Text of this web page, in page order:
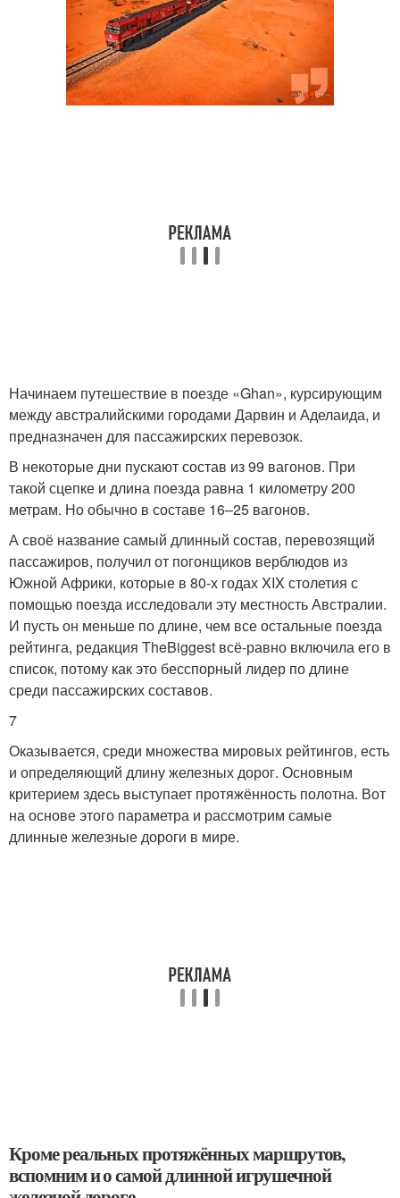
Начинаем путешествие в поезде «Ghan», курсирующим
между австралийскими городами Дарвин и Аделаида, и
предназначен для пассажирских перевозок.
В некоторые дни пускают состав из 99 вагонов. При
такой сцепке и длина поезда равна 1 километру 200
метрам. Но обычно в составе 16–25 вагонов.
А своё название самый длинный состав, перевозящий
пассажиров, получил от погонщиков верблюдов из
Южной Африки, которые в 80-х годах XIX столетия с
помощью поезда исследовали эту местность Австралии.
И пусть он меньше по длине, чем все остальные поезда
рейтинга, редакция TheBiggest всё-равно включила его в
список, потому как это бесспорный лидер по длине
среди пассажирских составов.
7
Оказывается, среди множества мировых рейтингов, есть
и определяющий длину железных дорог. Основным
критерием здесь выступает протяжённость полотна. Вот
на основе этого параметра и рассмотрим самые
длинные железные дороги в мире.
Кроме реальных протяжённых маршрутов,
вспомним и о самой длинной игрушечной